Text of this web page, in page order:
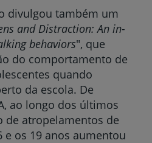
divulgou também um
and Distraction: An in-
behaviors", que
do comportamento de
quando
da escola. De
ao longo dos últimos
de atropelamentos de
e os 19 anos aumentou